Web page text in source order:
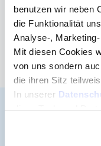
benutzen wir neben
die Funktionalität
Analyse-,
Mit diesen Cookies
von uns sondern
die ihren Sitz
In unserer